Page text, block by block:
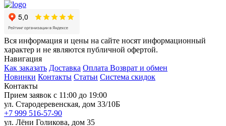
Вся информация и цены на сайте носят информационный
характер и не являются публичной офертой.
Навигация
Как заказать Доставка Оплата Возврат и обмен
Новинки Контакты Статьи Система скидок
Контакты
Прием заявок с 11:00 до 19:00
ул. Стародеревенская, дом 33/10Б
+7 999 516-57-90
ул. Лёни Голикова, дом 35